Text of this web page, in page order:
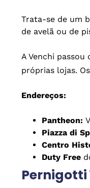
Trata-se de um
de avelã ou de
A Venchi passou
próprias lojas. Os
Endereços:
Pantheon:
Piazza di
Centro
Duty Free
Pernigotti